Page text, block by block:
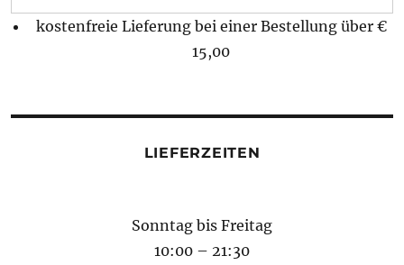
kostenfreie Lieferung bei einer Bestellung über €
15,00
LIEFERZEITEN
Sonntag bis Freitag
10:00 – 21:30